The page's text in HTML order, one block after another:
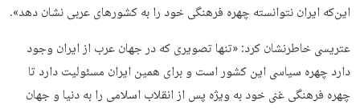
این‌که ایران نتوانسته چهره فرهنگی خود را به کشورهای عربی نشان دهد».
عتریسی خاطرنشان کرد: «تنها تصویری که در جهان عرب از ایران وجود
دارد چهره سیاسی این کشور است و برای همین ایران مسئولیت دارد تا
چهره فرهنگی غنی خود به ویژه پس از انقلاب اسلامی را به دنیا و جهان